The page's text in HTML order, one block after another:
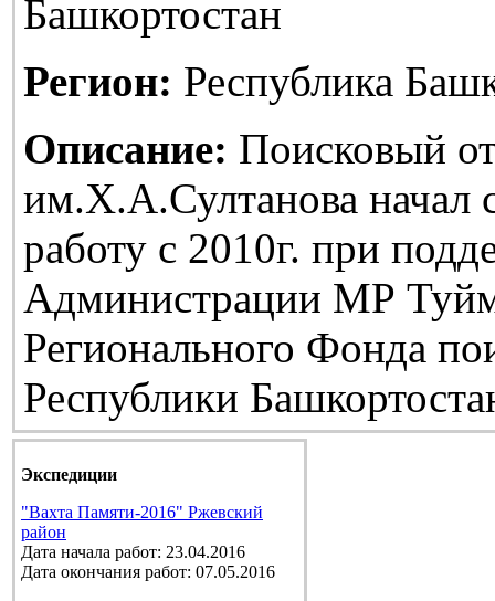
Башкортостан
Регион: Республика
Описание: Поисковый
им.Х.А.Султанова начал
работу с 2010г. при
Администрации МР
Регионального Фонда
Республики
Экспедиции
"Вахта Памяти-2016" Ржевский
район
Дата начала работ: 23.04.2016
Дата окончания работ: 07.05.2016